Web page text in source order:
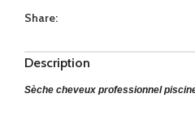
Share:
Description
Sèche cheveux professionnel